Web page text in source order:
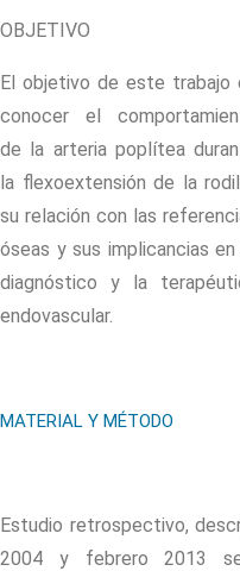
OBJETIVO
El objetivo de este trabajo
conocer el
de la arteria poplítea
la flexoextensión de la
su relación con las
óseas y sus implicancias
diagnóstico y la
endovascular.
MATERIAL Y MÉTODO
Estudio retrospectivo,
2004 y febrero 2013